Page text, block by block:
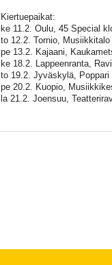
Kiertuepaikat:
ke 11.2. Oulu, 45 Special
to 12.2. Tornio, Musiikkitalo
pe 13.2. Kajaani,
ke 18.2. Lappeenranta,
to 19.2. Jyväskylä, Poppari
pe 20.2. Kuopio,
la 21.2. Joensuu,